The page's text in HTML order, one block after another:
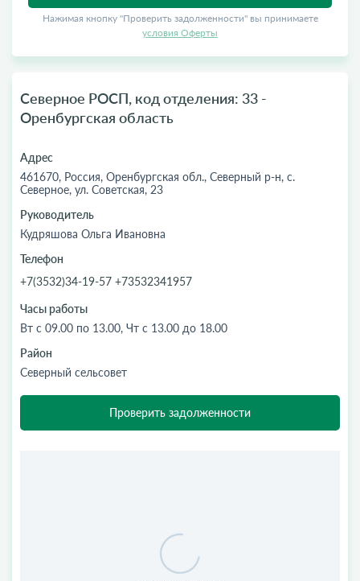
Нажимая кнопку "Проверить задолженности" вы принимаете
условия Оферты
Северное РОСП, код отделения: 33 -
Оренбургская область
Адрес
461670, Россия, Оренбургская обл., Северный р-н, с.
Северное, ул. Советская, 23
Руководитель
Кудряшова Ольга Ивановна
Телефон
+7(3532)34-19-57 +73532341957
Часы работы
Вт с 09.00 по 13.00, Чт с 13.00 до 18.00
Район
Северный сельсовет
Проверить задолженности